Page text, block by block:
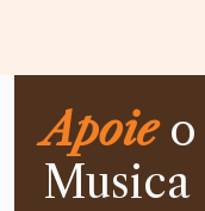
Apoieo
Musica